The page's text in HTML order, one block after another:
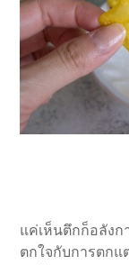
แค่เห็นตึกก็อลังก
ตกใจกับการตกแ